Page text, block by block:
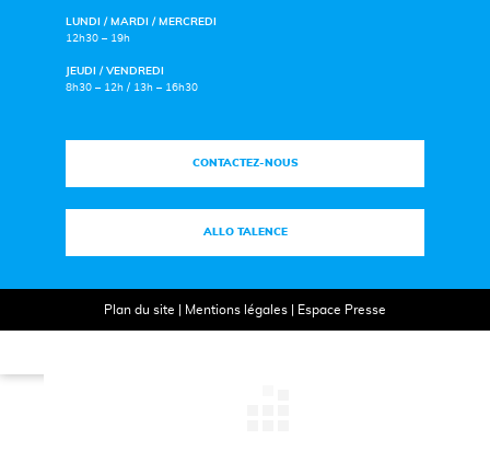
LUNDI / MARDI / MERCREDI
12h30 – 19h
JEUDI / VENDREDI
8h30 – 12h / 13h – 16h30
CONTACTEZ-NOUS
ALLO TALENCE
Plan du site Mentions légales| Espace Presse